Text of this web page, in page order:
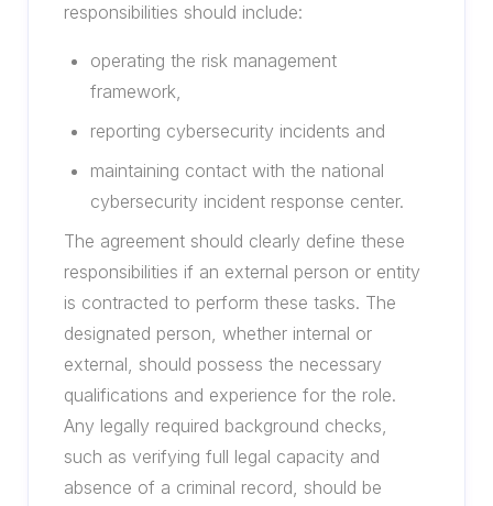
responsibilities should include:
operating the risk management
framework,
reporting cybersecurity incidents and
maintaining contact with the national
cybersecurity incident response center.
The agreement should clearly define these
responsibilities if an external person or entity
is contracted to perform these tasks. The
designated person, whether internal or
external, should possess the necessary
qualifications and experience for the role.
Any legally required background checks,
such as verifying full legal capacity and
absence of a criminal record, should be